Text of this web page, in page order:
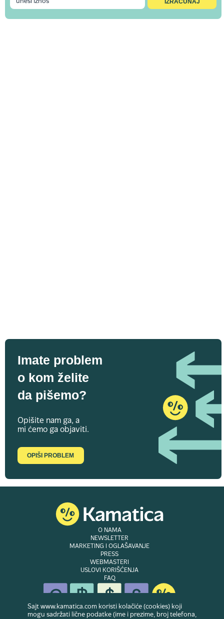
Imate problem
o kom želite
da pišemo?
Opišite nam ga, a
mi ćemo ga objaviti.
OPIŠI PROBLEM
O NAMA
NEWSLETTER
MARKETING I OGLAŠAVANJE
PRESS
WEBMASTERI
USLOVI KORIŠĆENJA
FAQ
Sajt www.kamatica.com koristi kolačiće (cookies) koji
mogu sadržati lične podatke (ime i prezime, broj telefona,